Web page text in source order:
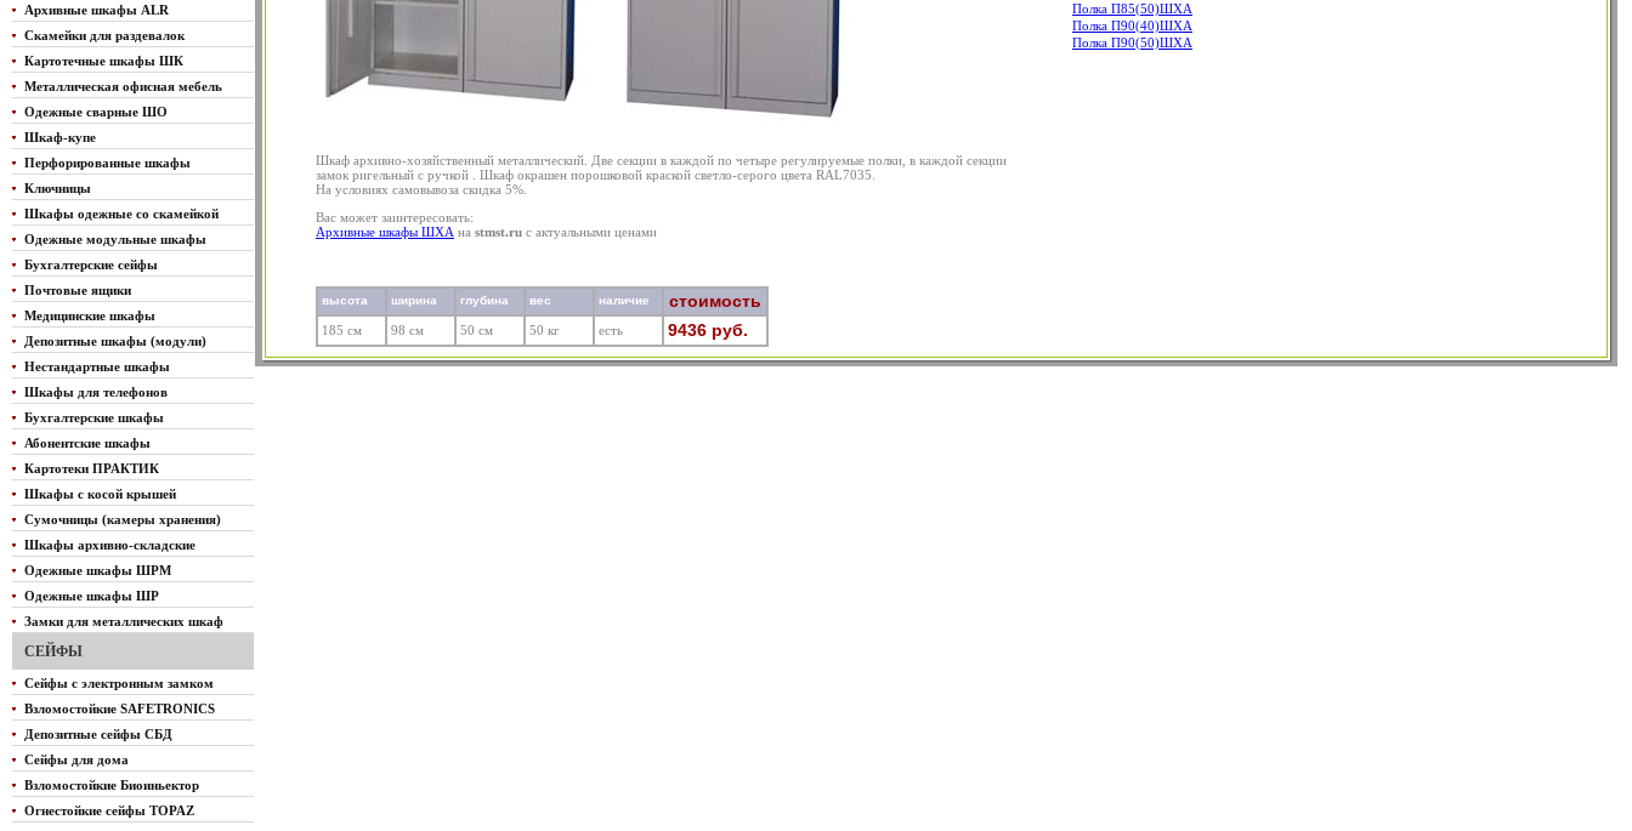
Архивные шкафы ALR
Скамейки для раздевалок
Картотечные шкафы ШК
Металлическая офисная мебель
Одежные сварные ШО
Шкаф-купе
Перфорированные шкафы
Ключницы
Шкафы одежные со скамейкой
Одежные модульные шкафы
Бухгалтерские сейфы
Почтовые ящики
Медицинские шкафы
Депозитные шкафы (модули)
Нестандартные шкафы
Шкафы для телефонов
Бухгалтерские шкафы
Абонентские шкафы
Картотеки ПРАКТИК
Шкафы с косой крышей
Сумочницы (камеры хранения)
Шкафы архивно-складские
Одежные шкафы ШРМ
Одежные шкафы ШР
Замки для металлических шкаф
СЕЙФЫ
Сейфы с электронным замком
Взломостойкие SAFETRONICS
Депозитные сейфы СБД
Сейфы для дома
Взломостойкие Биоиньектор
Огнестойкие сейфы TOPAZ
Шкаф архивно-хозяйственный металлический. Две секции в каждой по четыре регулируемые полки, в каждой секции
замок ригельный с ручкой . Шкаф окрашен порошковой краской светло-серого цвета RAL7035.
На условиях самовывоза скидка 5%.
Вас может заинтересовать:
Архивные шкафы ШХА на stmst.ru с актуальными ценами
высота ширина глубина вес наличие стоимость
185 см 98 см 50 см 50 кг есть 9436 руб.
Полка П85(50)ШХА
Полка П90(40)ШХА
Полка П90(50)ШХА